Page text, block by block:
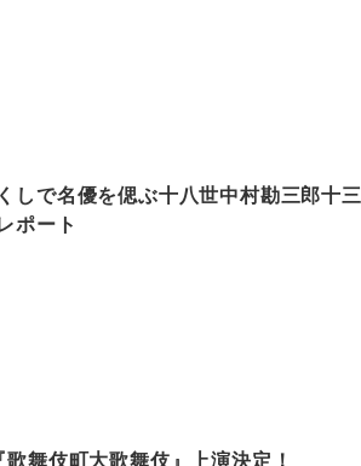
しで名優を偲ぶ十八世中村勘三郎十
ポート
舞伎町大歌舞伎』上演決定！